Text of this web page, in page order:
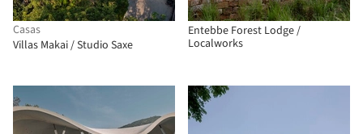
Casas
Villas Makai / Studio Saxe
Entebbe Forest Lodge /
Localworks